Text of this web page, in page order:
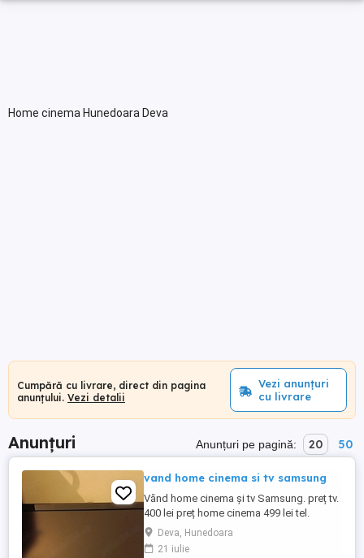
Home cinema Hunedoara Deva
Cumpără cu livrare, direct din pagina
anunțului. Vezi detalii
Vezi anunțuri
cu livrare
Anunțuri Anunțuri pe pagină: 20 50
vand home cinema si tv samsung
Vănd home cinema și tv Samsung. preț tv.
400 lei preț home cinema 499 lei tel.
Deva, Hunedoara
21 iulie